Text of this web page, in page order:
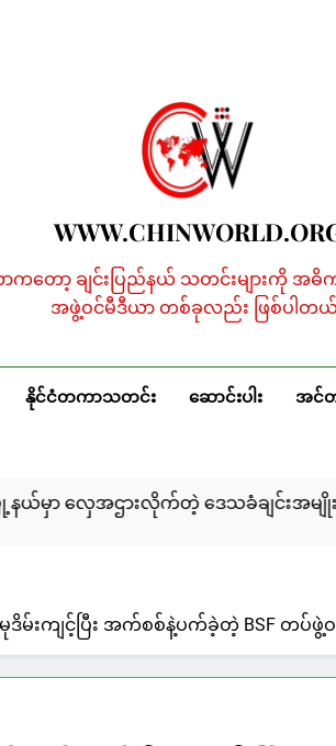
ာကတော့ ချင်းပြည်နယ် သတင်းများကို အဓိ
အဖွဲ့ဝင်မီဒီယာ တစ်ခုလည်း ဖြစ်ပါတယ်
နိုင်ငံတကာသတင်း ဆောင်းပါး အင်တ
က်တဲ့ ဒေသခံချင်းအမျိုးသား ၄ ဦးကို
ဒိမ်းကျင့်ပြီး အက်စစ်နဲ့ပက်ခဲ့တဲ့ BSF တပ်ဖွဲ့